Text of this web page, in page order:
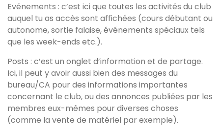
Evénements : c’est ici que toutes les activités du club
auquel tu as accès sont affichées (cours débutant ou
autonome, sortie falaise, événements spéciaux tels
que les week-ends etc.).
Posts : c’est un onglet d’information et de partage.
Ici, il peut y avoir aussi bien des messages du
bureau/CA pour des informations importantes
concernant le club, ou des annonces publiées par les
membres eux-mêmes pour diverses choses
(comme la vente de matériel par exemple).